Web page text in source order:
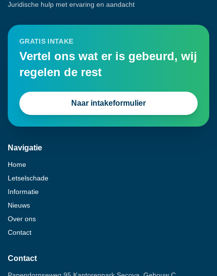
Juridische hulp met ervaring en aandacht
GRATIS INTAKE
Vertel ons wat er is gebeurd, wij
regelen de rest
Naar intakeformulier
Navigatie
Home
Letselschade
Informatie
Nieuws
Over ons
Contact
Contact